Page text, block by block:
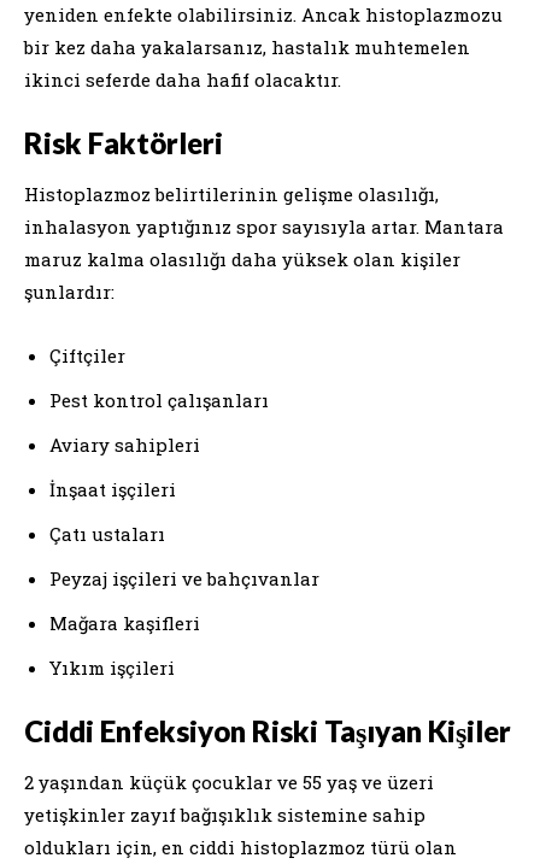
yeniden enfekte olabilirsiniz. Ancak histoplazmozu
bir kez daha yakalarsanız, hastalık muhtemelen
ikinci seferde daha hafif olacaktır.
Risk Faktörleri
Histoplazmoz belirtilerinin gelişme olasılığı,
inhalasyon yaptığınız spor sayısıyla artar. Mantara
maruz kalma olasılığı daha yüksek olan kişiler
şunlardır:
Çiftçiler
Pest kontrol çalışanları
Aviary sahipleri
İnşaat işçileri
Çatı ustaları
Peyzaj işçileri ve bahçıvanlar
Mağara kaşifleri
Yıkım işçileri
Ciddi Enfeksiyon Riski Taşıyan Kişiler
2 yaşından küçük çocuklar ve 55 yaş ve üzeri
yetişkinler zayıf bağışıklık sistemine sahip
oldukları için, en ciddi histoplazmoz türü olan